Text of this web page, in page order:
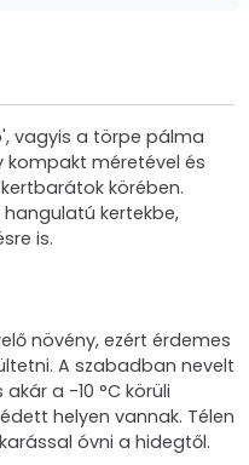
vagyis a törpe pálma
kompakt méretével és
körében.
kertekbe,
is.
növény, ezért érdemes
A szabadban nevelt
a -10 °C körüli
helyen vannak. Télen
óvni a hidegtől.